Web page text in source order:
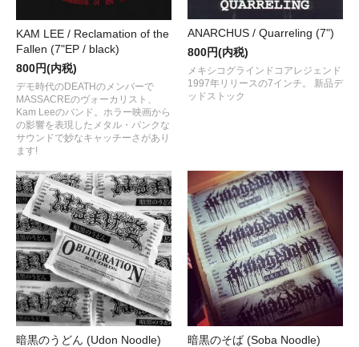
KAM LEE / Reclamation of the
Fallen (7"EP / black)
800円(内税)
デモ時代のDEATHのメンバーで
MASSACREのヴォーカリスト、
Kam Leeのバンド。ホラー映画から
の影響を表現したメタル・パンクな
サウンドで妙なキャッチーさがあり
ます!
ANARCHUS / Quarreling (7")
800円(内税)
メキシコグラインドコアレジェンド
1997年リリースの7インチ。 新品デ
ッドストック
暗黒のうどん (Udon Noodle)
暗黒のそば (Soba Noodle)